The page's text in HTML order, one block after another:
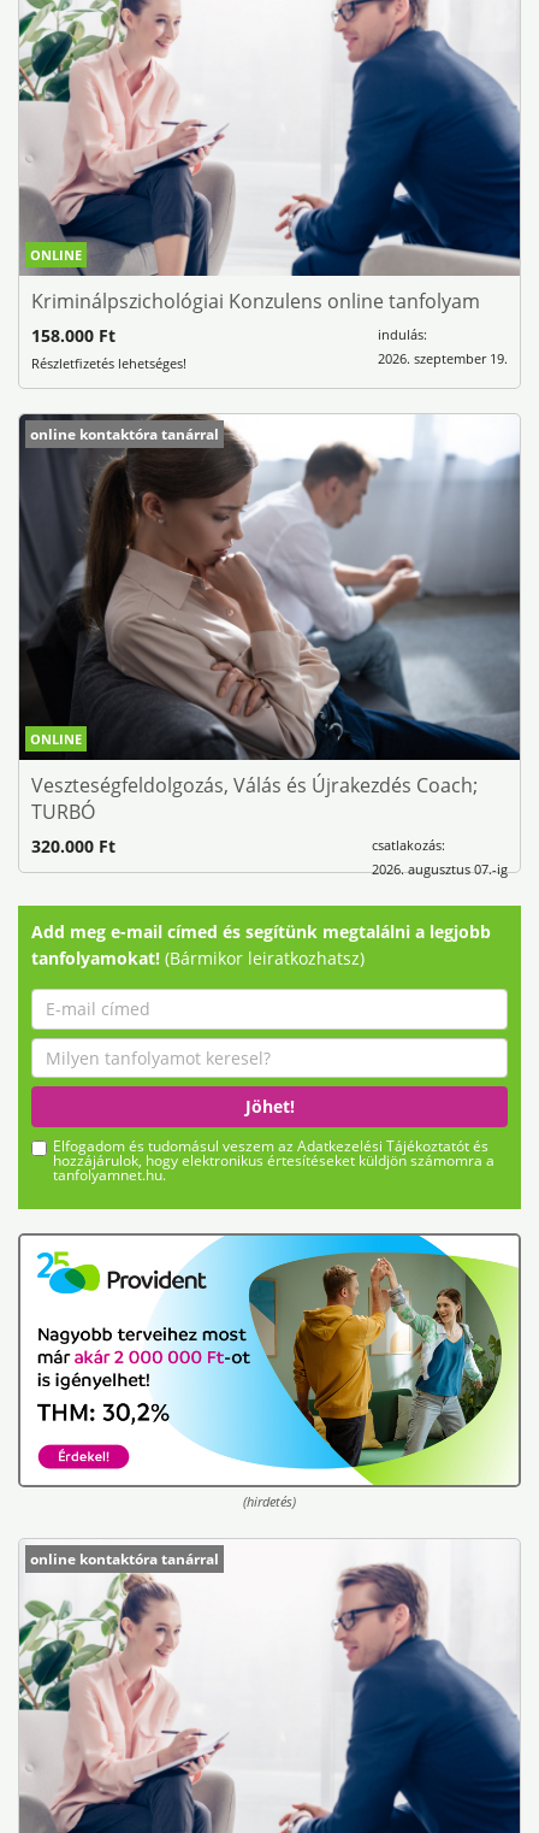
ONLINE
Kriminálpszichológiai Konzulens online tanfolyam
indulás:
2026. szeptember 19.
158.000 Ft
Részletfizetés lehetséges!
ONLINE
online kontaktóra tanárral
Veszteségfeldolgozás, Válás és Újrakezdés Coach;
TURBÓ
csatlakozás:
2026. augusztus 07.-ig
320.000 Ft
Add meg e-mail címed és segítünk megtalálni a legjobb
tanfolyamokat! (Bármikor leiratkozhatsz)
Jöhet!
Elfogadom és tudomásul veszem az Adatkezelési Tájékoztatót és
hozzájárulok, hogy elektronikus értesítéseket küldjön számomra a
tanfolyamnet.hu.
(hirdetés)
online kontaktóra tanárral